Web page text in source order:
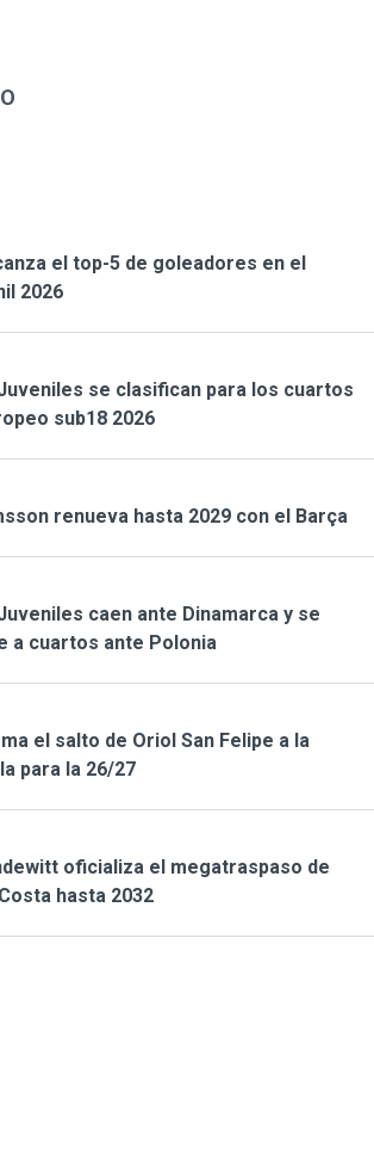
el top-5 de goleadores en el
2026
se clasifican para los cuartos
sub18 2026
renueva hasta 2029 con el Barça
caen ante Dinamarca y se
a cuartos ante Polonia
el salto de Oriol San Felipe a la
para la 26/27
oficializa el megatraspaso de
hasta 2032